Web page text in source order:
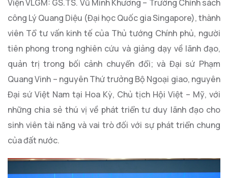
Viện VLGM: GS.TS. Vũ Minh Khương – Trường Chính sách
công Lý Quang Diệu (Đại học Quốc gia Singapore), thành
viên Tổ tư vấn kinh tế của Thủ tướng Chính phủ, người
tiên phong trong nghiên cứu và giảng dạy về lãnh đạo,
quản trị trong bối cảnh chuyển đổi; và Đại sứ Phạm
Quang Vinh – nguyên Thứ trưởng Bộ Ngoại giao, nguyên
Đại sứ Việt Nam tại Hoa Kỳ, Chủ tịch Hội Việt – Mỹ, với
những chia sẻ thú vị về phát triển tư duy lãnh đạo cho
sinh viên tài năng và vai trò đối với sự phát triển chung
của đất nước.